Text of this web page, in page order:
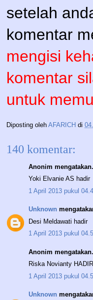
setelah
komentar
mengisi
komentar
untuk
Diposting oleh AFARICH di
140 komentar:
Anonim
Yoki Elvanie AS hadir
1 April 2013 pukul
Unknown
Desi Meldawati hadir
1 April 2013 pukul
Anonim
Riska Novianty HADIR
1 April 2013 pukul
Unknown